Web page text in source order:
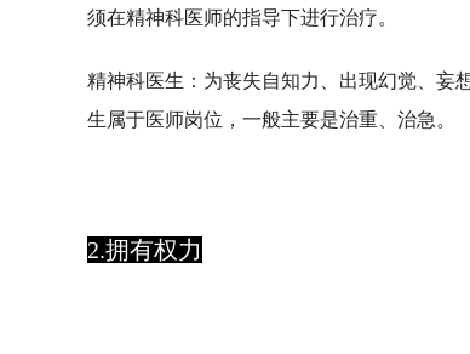
须在精神科医师的指导下进行治疗。
精神科医生： 为丧失自知力、出现幻觉、妄
生属于医师岗位，一般主要是治重、治急。
2.拥有权力